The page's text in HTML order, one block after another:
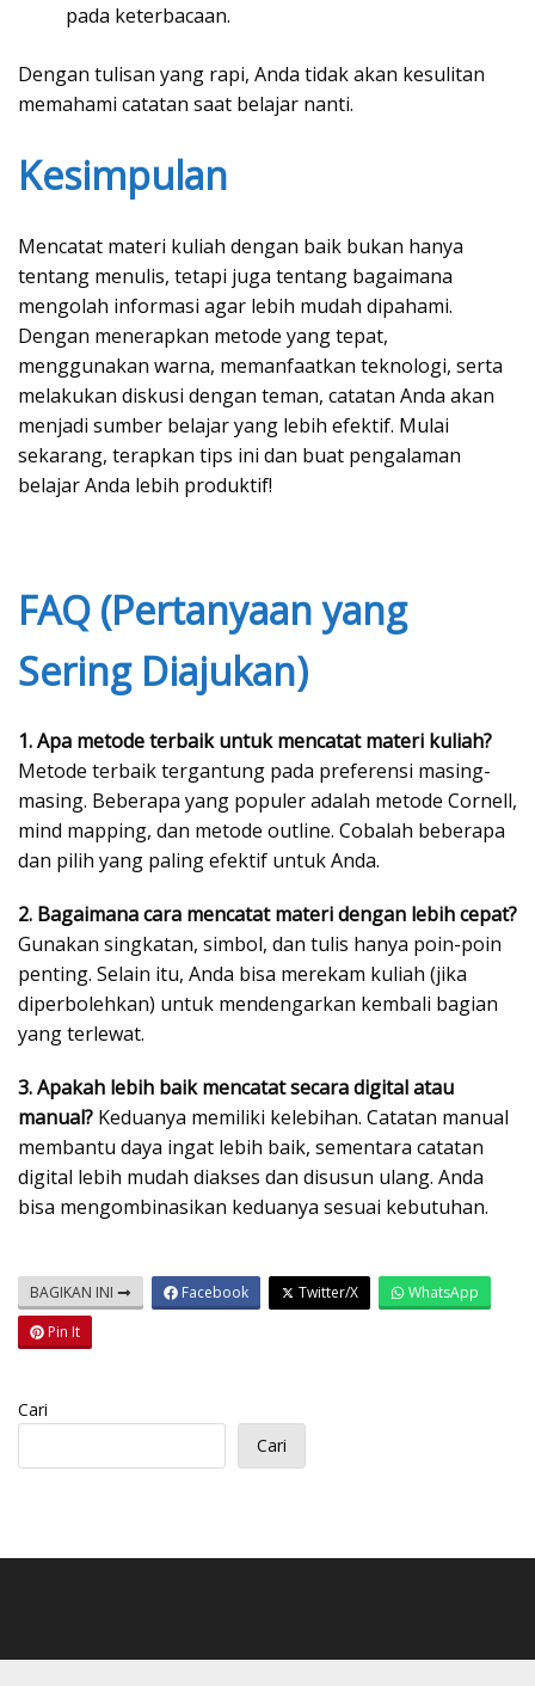
pada keterbacaan.
Dengan tulisan yang rapi, Anda tidak akan kesulitan
memahami catatan saat belajar nanti.
Kesimpulan
Mencatat materi kuliah dengan baik bukan hanya
tentang menulis, tetapi juga tentang bagaimana
mengolah informasi agar lebih mudah dipahami.
Dengan menerapkan metode yang tepat,
menggunakan warna, memanfaatkan teknologi, serta
melakukan diskusi dengan teman, catatan Anda akan
menjadi sumber belajar yang lebih efektif. Mulai
sekarang, terapkan tips ini dan buat pengalaman
belajar Anda lebih produktif!
FAQ (Pertanyaan yang
Sering Diajukan)
1. Apa metode terbaik untuk mencatat materi kuliah?
Metode terbaik tergantung pada preferensi masing-
masing. Beberapa yang populer adalah metode Cornell,
mind mapping, dan metode outline. Cobalah beberapa
dan pilih yang paling efektif untuk Anda.
2. Bagaimana cara mencatat materi dengan lebih cepat?
Gunakan singkatan, simbol, dan tulis hanya poin-poin
penting. Selain itu, Anda bisa merekam kuliah (jika
diperbolehkan) untuk mendengarkan kembali bagian
yang terlewat.
3. Apakah lebih baik mencatat secara digital atau
manual? Keduanya memiliki kelebihan. Catatan manual
membantu daya ingat lebih baik, sementara catatan
digital lebih mudah diakses dan disusun ulang. Anda
bisa mengombinasikan keduanya sesuai kebutuhan.
BAGIKAN INI Facebook Twitter/X
WhatsApp
Pin It
Cari
Cari